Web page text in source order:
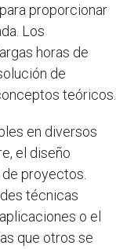
proporcionar
Los
horas de
de
teóricos.
en diversos
el diseño
proyectos.
técnicas
o el
que otros se